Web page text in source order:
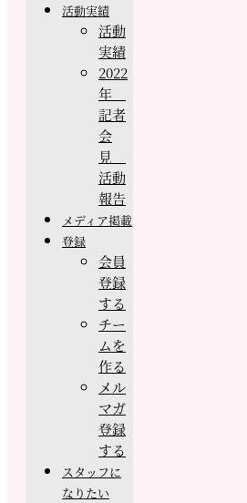
活動実績
活動
実績
2022
年
記者
会
見
活動
報告
メディア掲載
登録
会員
登録
する
チー
ムを
作る
メル
マガ
登録
する
スタッフに
なりたい